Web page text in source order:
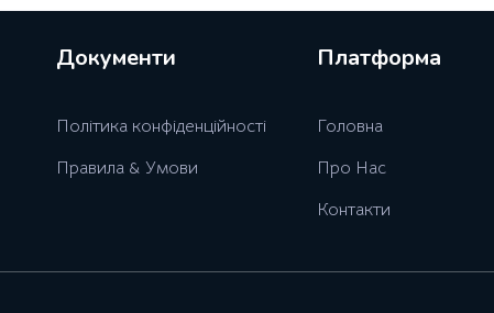
Документи
Полiтика конфiденцiйностi
Правила & Умови
Платформа
Головна
Про Нас
Контакти